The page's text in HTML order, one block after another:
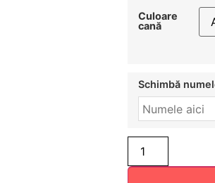
Culoare
cană
Schimbă